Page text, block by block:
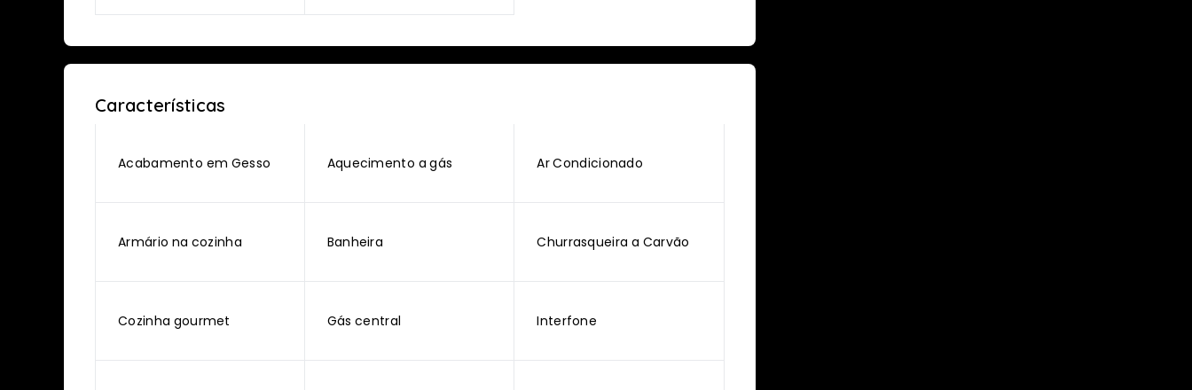
Características
Acabamento em Gesso Aquecimento a gás Ar Condicionado
Armário na cozinha Banheira Churrasqueira a Carvão
Cozinha gourmet Gás central Interfone